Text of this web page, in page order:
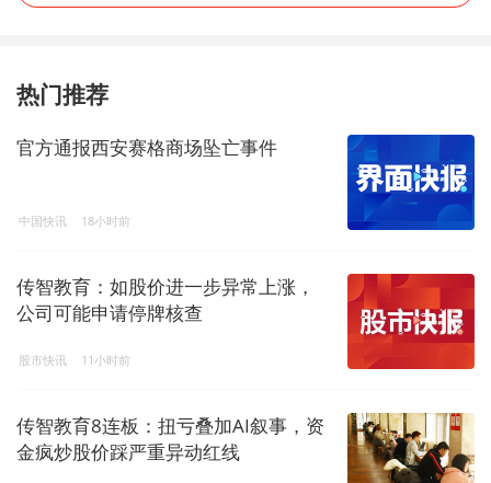
热门推荐
官方通报西安赛格商场坠亡事件
中国快讯 18小时前
传智教育：如股价进一步异常上涨，
公司可能申请停牌核查
股市快讯 11小时前
传智教育8连板：扭亏叠加AI叙事，资
金疯炒股价踩严重异动红线